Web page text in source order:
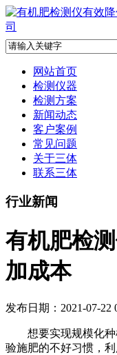
网站首页
检测仪器
检测方案
新闻动态
客户案例
常见问题
关于三体
联系三体
行业新闻
有机肥检
加成本
发布日期：2021-07-
想要实现规模化种
验施肥的不好习惯，